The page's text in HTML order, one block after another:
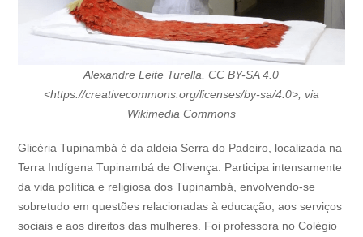
Alexandre Leite Turella, CC BY-SA 4.0
<https://creativecommons.org/licenses/by-sa/4.0>, via
Wikimedia Commons
Glicéria Tupinambá é da aldeia Serra do Padeiro, localizada na
Terra Indígena Tupinambá de Olivença. Participa intensamente
da vida política e religiosa dos Tupinambá, envolvendo-se
sobretudo em questões relacionadas à educação, aos serviços
sociais e aos direitos das mulheres. Foi professora no Colégio